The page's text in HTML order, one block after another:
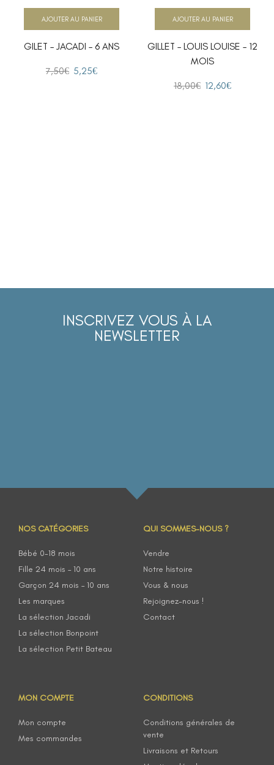
GILET – JACADI – 6 ANS
7,50€ 5,25€
AJOUTER AU PANIER
GILLET – LOUIS LOUISE – 12
MOIS
18,00€ 12,60€
AJOUTER AU PANIER
INSCRIVEZ VOUS À LA
NEWSLETTER
NOS CATÉGORIES
Bébé 0-18 mois
Fille 24 mois – 10 ans
Garçon 24 mois – 10 ans
Les marques
La sélection Jacadi
La sélection Bonpoint
La sélection Petit Bateau
QUI SOMMES-NOUS ?
Vendre
Notre histoire
Vous & nous
Rejoignez-nous !
Contact
MON COMPTE
Mon compte
Mes commandes
CONDITIONS
Conditions générales de
vente
Livraisons et Retours